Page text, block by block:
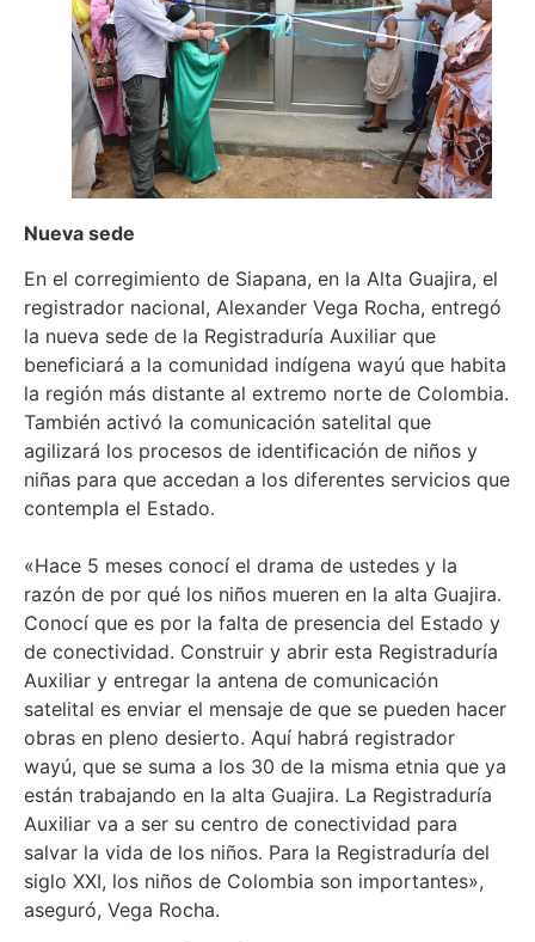
Nueva sede
En el corregimiento de Siapana, en la Alta Guajira, el
registrador nacional, Alexander Vega Rocha, entregó
la nueva sede de la Registraduría Auxiliar que
beneficiará a la comunidad indígena wayú que habita
la región más distante al extremo norte de Colombia.
También activó la comunicación satelital que
agilizará los procesos de identificación de niños y
niñas para que accedan a los diferentes servicios que
contempla el Estado.
«Hace 5 meses conocí el drama de ustedes y la
razón de por qué los niños mueren en la alta Guajira.
Conocí que es por la falta de presencia del Estado y
de conectividad. Construir y abrir esta Registraduría
Auxiliar y entregar la antena de comunicación
satelital es enviar el mensaje de que se pueden hacer
obras en pleno desierto. Aquí habrá registrador
wayú, que se suma a los 30 de la misma etnia que ya
están trabajando en la alta Guajira. La Registraduría
Auxiliar va a ser su centro de conectividad para
salvar la vida de los niños. Para la Registraduría del
siglo XXI, los niños de Colombia son importantes»,
aseguró, Vega Rocha.